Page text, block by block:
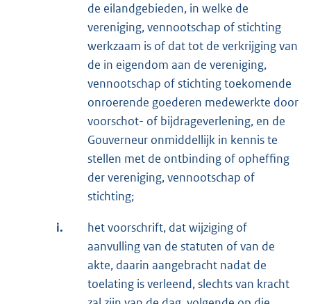
de eilandgebieden, in welke de
vereniging, vennootschap of stichting
werkzaam is of dat tot de verkrijging van
de in eigendom aan de vereniging,
vennootschap of stichting toekomende
onroerende goederen medewerkte door
voorschot- of bijdrageverlening, en de
Gouverneur onmiddellijk in kennis te
stellen met de ontbinding of opheffing
der vereniging, vennootschap of
stichting;
i.
het voorschrift, dat wijziging of
aanvulling van de statuten of van de
akte, daarin aangebracht nadat de
toelating is verleend, slechts van kracht